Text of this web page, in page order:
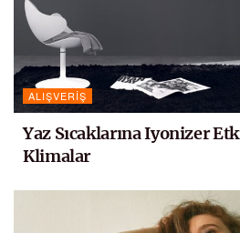
ALIŞVERIŞ
Yaz Sıcaklarına Iyonizer
Klimalar